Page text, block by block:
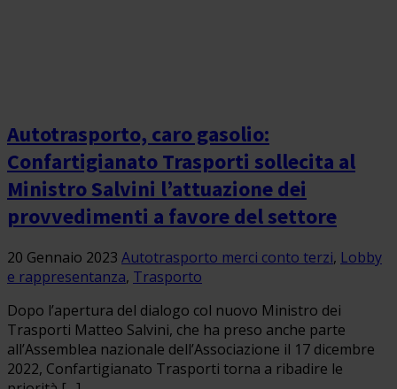
Autotrasporto, caro gasolio:
Confartigianato Trasporti sollecita al
Ministro Salvini l’attuazione dei
provvedimenti a favore del settore
20 Gennaio 2023 Autotrasporto merci conto terzi, Lobby
e rappresentanza, Trasporto
Dopo l’apertura del dialogo col nuovo Ministro dei
Trasporti Matteo Salvini, che ha preso anche parte
all’Assemblea nazionale dell’Associazione il 17 dicembre
2022, Confartigianato Trasporti torna a ribadire le